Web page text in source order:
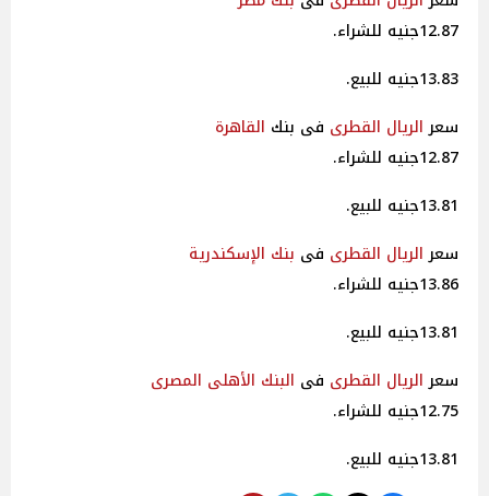
12.87جنيه للشراء.
13.83جنيه للبيع.
سعرالريال القطرى فى بنك القاهرة
12.87جنيه للشراء.
13.81جنيه للبيع.
سعرالريال القطرى فى بنك الإسكندرية
13.86جنيه للشراء.
13.81جنيه للبيع.
سعرالريال القطرى فى البنك الأهلى المصرى
12.75جنيه للشراء.
13.81جنيه للبيع.